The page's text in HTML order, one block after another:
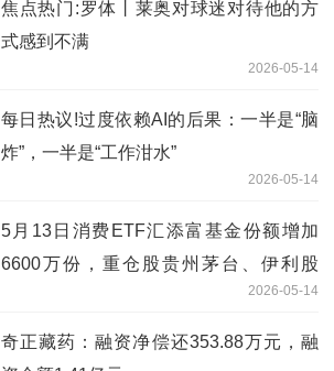
焦点热门:罗体丨莱奥对球迷对待他的方
式感到不满
2026-05-14
每日热议!过度依赖AI的后果：一半是“脑
炸”，一半是“工作泔水”
2026-05-14
5月13日消费ETF汇添富基金份额增加
6600万份，重仓股贵州茅台、伊利股
2026-05-14
奇正藏药：融资净偿还353.88万元，融